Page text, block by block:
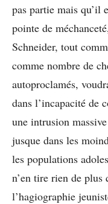
pas partie mais qu’il
pointe de
Schneider, tout
comme nombre de
autoproclamés,
dans l’incapacité de
une intrusion
jusque dans les
les populations
n’en tire rien de plus
l’hagiographie